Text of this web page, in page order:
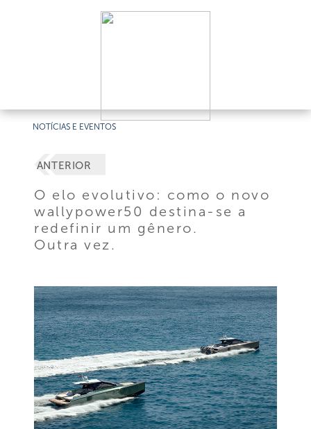
NOTÍCIAS E EVENTOS
ANTERIOR
O elo evolutivo: como o novo
wallypower50 destina-se a
redefinir um gênero.
Outra vez.